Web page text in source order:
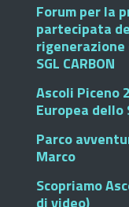
Forum per la
partecipata
rigenerazione
SGL CARBON
Ascoli Piceno
Europea dello
Parco
Marco
Scopriamo
di video)